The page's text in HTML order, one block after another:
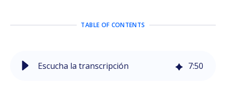
TABLE OF CONTENTS
Escucha la transcripción 7:50